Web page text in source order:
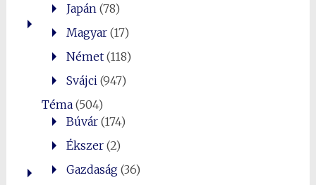
Japán (78)
Magyar(17)
Német(118)
Svájci (947)
Téma(504)
Búvár(174)
Ékszer(2)
Gazdaság(36)